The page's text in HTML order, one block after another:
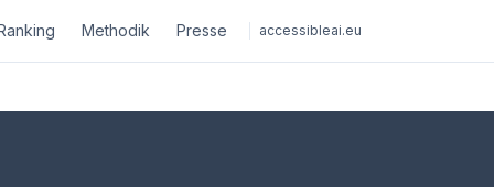
Methodik Presse accessibleai.eu